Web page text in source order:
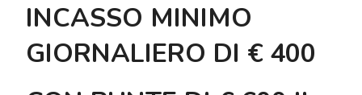
INCASSO MINIMO
GIORNALIERO DI € 400